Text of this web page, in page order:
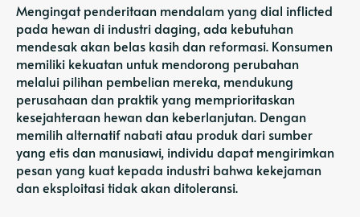
Mengingat penderitaan mendalam yang dial inflicted
pada hewan di industri daging, ada kebutuhan
mendesak akan belas kasih dan reformasi. Konsumen
memiliki kekuatan untuk mendorong perubahan
melalui pilihan pembelian mereka, mendukung
perusahaan dan praktik yang memprioritaskan
kesejahteraan hewan dan keberlanjutan. Dengan
memilih alternatif nabati atau produk dari sumber
yang etis dan manusiawi, individu dapat mengirimkan
pesan yang kuat kepada industri bahwa kekejaman
dan eksploitasi tidak akan ditoleransi.